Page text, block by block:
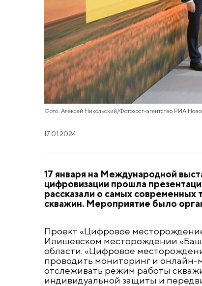
Фото: Алексей Никольский/Фотохост-агентство РИА
17.01.2024
17 января на Международной
цифровизации прошла
рассказали о самых
скважин. Мероприятие было
Проект «Цифровое
Илишевском месторождении
области. «Цифровое
проводить мониторинг и
отслеживать режим работы
индивидуальной защиты и